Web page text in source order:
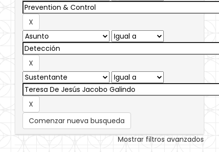
Comenzar nueva busqueda
Mostrar filtros avanzados